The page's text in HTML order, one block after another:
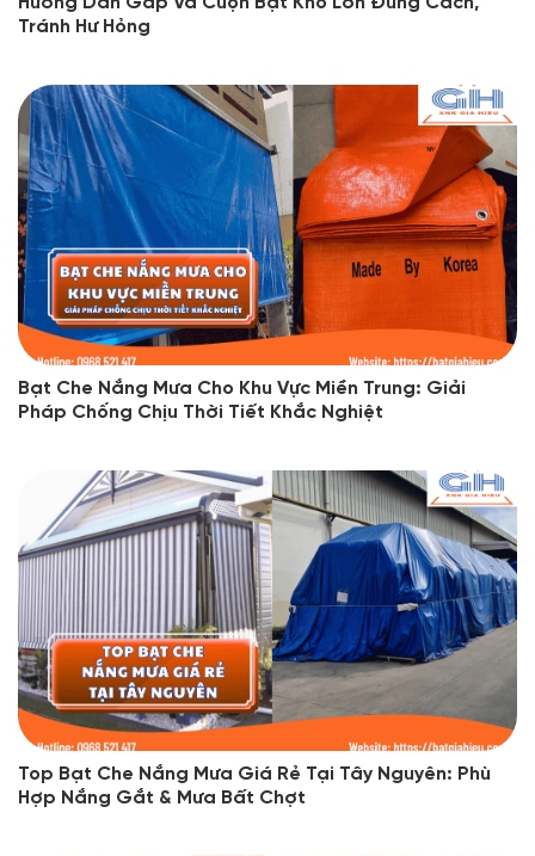
Tránh Hư Hỏng
Bạt Che Nắng Mưa Cho Khu Vực Miền Trung: Giải
Pháp Chống Chịu Thời Tiết Khắc Nghiệt
Top Bạt Che Nắng Mưa Giá Rẻ Tại Tây Nguyên: Phù
Hợp Nắng Gắt & Mưa Bất Chợt